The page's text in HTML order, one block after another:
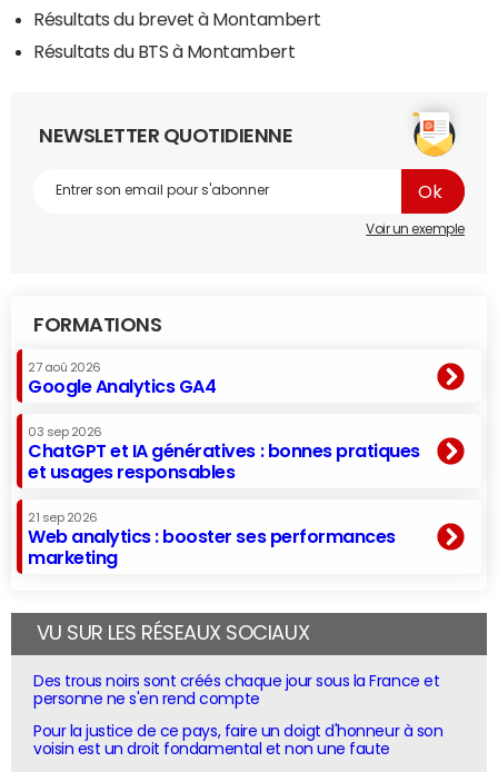
Résultats du brevet à Montambert
Résultats du BTS à Montambert
NEWSLETTER QUOTIDIENNE
Voir un exemple
FORMATIONS
27 aoû 2026
Google Analytics GA4
03 sep 2026
ChatGPT et IA génératives : bonnes pratiques
et usages responsables
21 sep 2026
Web analytics : booster ses performances
marketing
VU SUR LES RÉSEAUX SOCIAUX
Des trous noirs sont créés chaque jour sous la France et
personne ne s'en rend compte
Pour la justice de ce pays, faire un doigt d'honneur à son
voisin est un droit fondamental et non une faute